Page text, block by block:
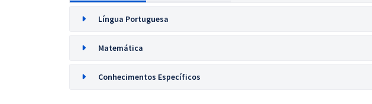
Língua Portuguesa
Matemática
Conhecimentos Específicos